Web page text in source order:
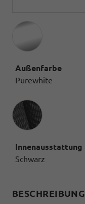
Außenfarbe
Purewhite
Innenausstattung
Innenausstattung
Schwarz
BESCHREIBUNG